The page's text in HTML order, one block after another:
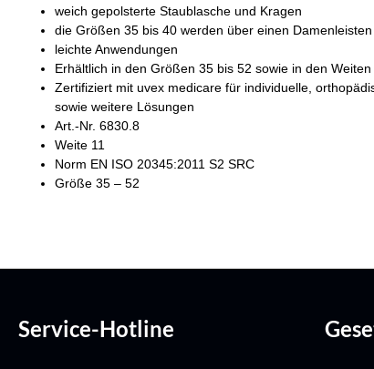
weich gepolsterte Staublasche und Kragen
die Größen 35 bis 40 werden über einen
leichte Anwendungen
Erhältlich in den Größen 35 bis 52 sowie in den
Zertifiziert mit uvex medicare für individuelle,
sowie weitere Lösungen
Art.-Nr. 6830.8
Weite 11
Norm EN ISO 20345:2011 S2 SRC
Größe 35 – 52
Service-Hotline